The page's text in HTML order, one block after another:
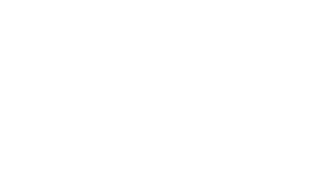
per cobrir aquesta necessitat formativa bàsica i
per altres societats científiques internacionals
Libros/Libro/5282/Programa-Oficial-de-
Reanimacion-y-Terapeutica-del-Dolor-4-anos-Titulo-
tant al European Training Requirement (ETR) in
0004/44428/UEMS-2013.18-European-Training-